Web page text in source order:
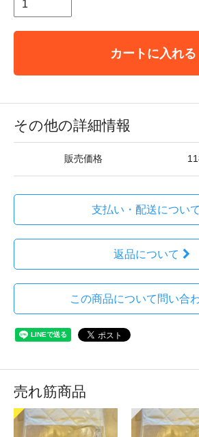
カートに入れる
その他の詳細情報
販売価格
支払い・配送について
返品について
この商品について問い合
売れ筋商品